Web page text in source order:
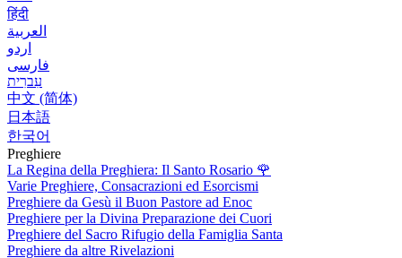
हिंदी
العربية
اردو
فارسی
עִברִית
中文 (简体)
日本語
한국어
Preghiere
La Regina della Preghiera: Il Santo Rosario 🌹
Varie Preghiere, Consacrazioni ed Esorcismi
Preghiere da Gesù il Buon Pastore ad Enoc
Preghiere per la Divina Preparazione dei Cuori
Preghiere del Sacro Rifugio della Famiglia Santa
Preghiere da altre Rivelazioni